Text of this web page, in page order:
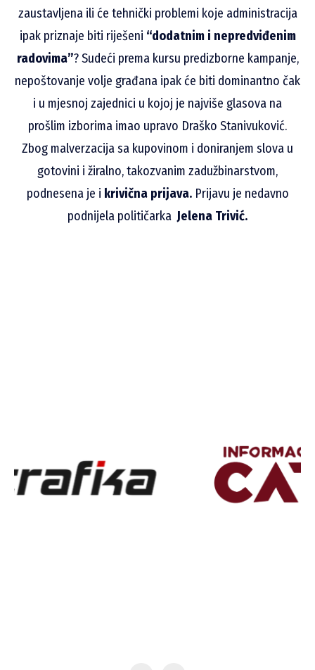
zaustavljena ili će tehnički problemi koje administracija
ipak priznaje biti riješeni “dodatnim i nepredviđenim
radovima”? Sudeći prema kursu predizborne kampanje,
nepoštovanje volje građana ipak će biti dominantno čak
i u mjesnoj zajednici u kojoj je najviše glasova na
prošlim izborima imao upravo Draško Stanivuković.
Zbog malverzacija sa kupovinom i doniranjem slova u
gotovini i žiralno, takozvanim zadužbinarstvom,
podnesena je i krivična prijava. Prijavu je nedavno
podnijela političarkaJelena Trivić.